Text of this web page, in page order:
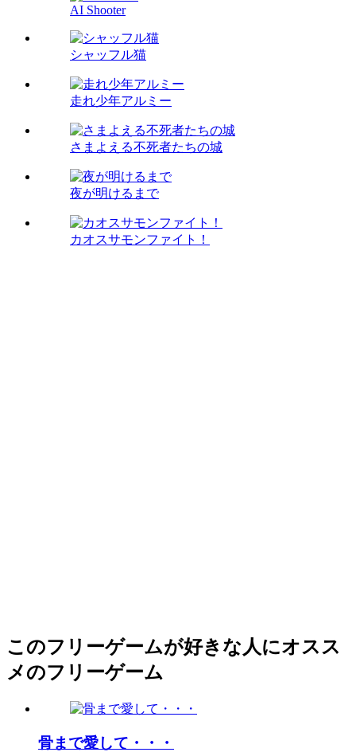
AI Shooter
シャッフル猫
走れ少年アルミー
さまよえる不死者たちの城
夜が明けるまで
カオスサモンファイト！
このフリーゲームが好きな人にオスス
メのフリーゲーム
骨まで愛して・・・